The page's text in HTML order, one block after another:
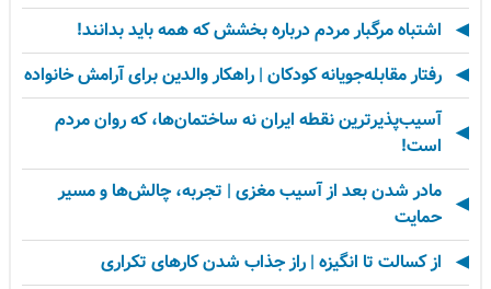
اشتباه مرگبار مردم درباره بخشش که همه باید بدانند!
رفتار مقابله‌جویانه کودکان | راهکار والدین برای آرامش خانواده
آسیب‌پذیرترین نقطه ایران نه ساختمان‌ها، که روان مردم
است!
مادر شدن بعد از آسیب مغزی | تجربه، چالش‌ها و مسیر
حمایت
از کسالت تا انگیزه | راز جذاب شدن کارهای تکراری